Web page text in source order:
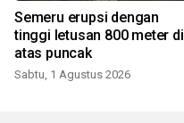
Semeru erupsi dengan
tinggi letusan 800 meter di
atas puncak
Sabtu, 1 Agustus 2026